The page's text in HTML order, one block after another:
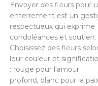
Envoyer des fleurs pour
enterrement est un
respectueux qui exprime
condoléances et soutien.
Choisissez des fleurs
leur couleur et
: rouge pour l’amour
profond, blanc pour la